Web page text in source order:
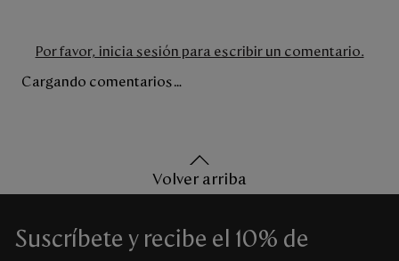
Por favor, inicia sesión para escribir un comentario.
Cargando comentarios…
Volver arriba
Suscríbete y recibe el 10% de